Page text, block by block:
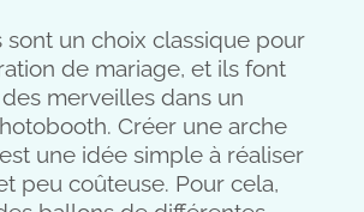
sont un choix classique pour
de mariage, et ils font
merveilles dans un
Créer une arche
une idée simple à réaliser
peu coûteuse. Pour cela,